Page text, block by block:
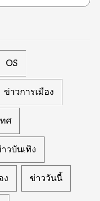
OS
ข่าวการเมือง
ศ
วบันเทิง
ง ข่าววันนี้